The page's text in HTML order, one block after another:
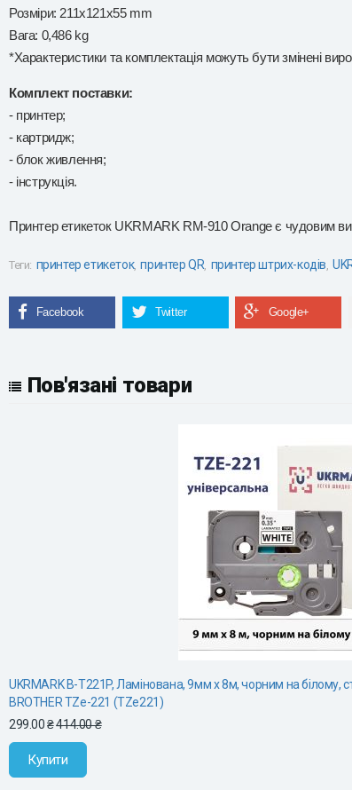
Розміри: 211х121х55 mm
Вага: 0,486 kg
*Характеристики та комплектація можуть бути змінені
Комплект поставки:
- принтер;
- картридж;
- блок живлення;
- інструкція.
Принтер етикеток UKRMARK RM-910 Orange є чудовим
Теги: принтер етикеток, принтер QR, принтер штрих-кодів,
Пов'язані товари
UKRMARK B-T221P, Ламінована, 9мм х 8м, чорним на білому,
BROTHER TZe-221 (TZe221)
299.00 ₴414.00 ₴
Купити